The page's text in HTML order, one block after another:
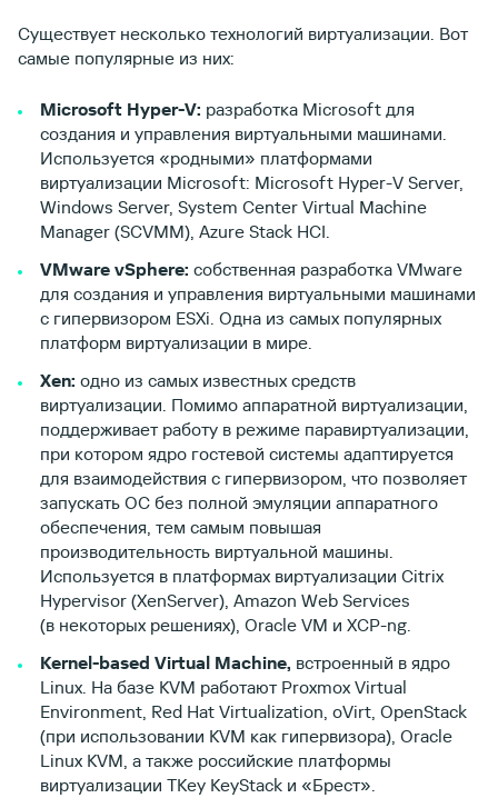
Существует несколько технологий виртуализации. Вот
самые популярные из них:
Microsoft Hyper-V: разработка Microsoft для
создания и управления виртуальными машинами.
Используется «родными» платформами
виртуализации Microsoft: Microsoft Hyper-V Server,
Windows Server, System Center Virtual Machine
Manager (SCVMM), Azure Stack HCI.
VMware vSphere: собственная разработка VMware
для создания и управления виртуальными машинами
с гипервизором ESXi. Одна из самых популярных
платформ виртуализации в мире.
Xen: одно из самых известных средств
виртуализации. Помимо аппаратной виртуализации,
поддерживает работу в режиме паравиртуализации,
при котором ядро гостевой системы адаптируется
для взаимодействия с гипервизором, что позволяет
запускать ОС без полной эмуляции аппаратного
обеспечения, тем самым повышая
производительность виртуальной машины.
Используется в платформах виртуализации Citrix
Hypervisor (XenServer), Amazon Web Services
(в некоторых решениях), Oracle VM и XCP-ng.
Kernel-based Virtual Machine, встроенный в ядро
Linux. На базе KVM работают Proxmox Virtual
Environment, Red Hat Virtualization, oVirt, OpenStack
(при использовании KVM как гипервизора), Oracle
Linux KVM, а также российские платформы
виртуализации TKey KeyStack и «Брест».